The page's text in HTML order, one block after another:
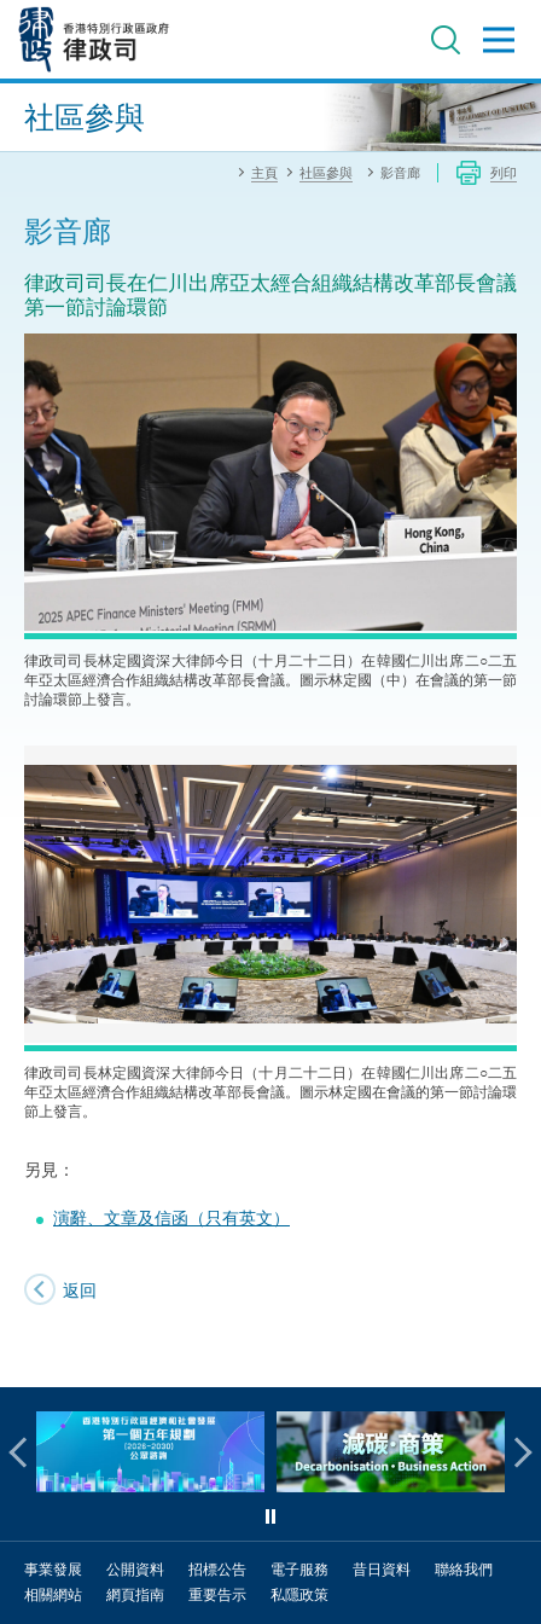
內
進階搜尋
社區參與
主頁 社區參與 影音廊 列印
影音廊
律政司司長在仁川出席亞太經合組織結構改革部長會議
第一節討論環節
律政司司長林定國資深大律師今日（十月二十二日）在韓國仁川出席二○二五
年亞太區經濟合作組織結構改革部長會議。圖示林定國（中）在會議的第一節
討論環節上發言。
律政司司長林定國資深大律師今日（十月二十二日）在韓國仁川出席二○二五
年亞太區經濟合作組織結構改革部長會議。圖示林定國在會議的第一節討論環
節上發言。
另見：
演辭、文章及信函（只有英文）
返回
事業發展 公開資料 招標公告 電子服務 昔日資料
聯絡我們
相關網站
網頁指南 重要告示 私隱政策